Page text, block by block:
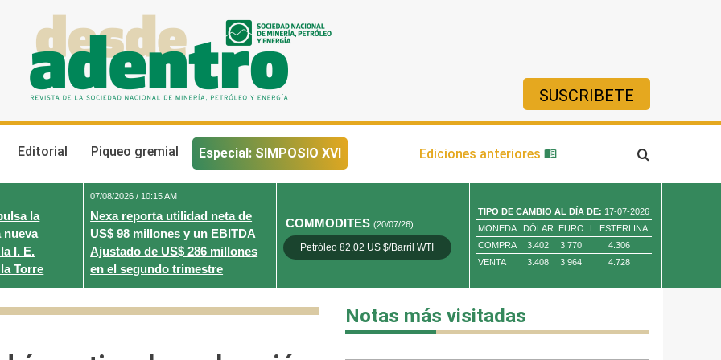
SUSCRIBETE
Editorial Piqueo gremial Especial: SIMPOSIO XVI Ediciones anteriores
la
nueva
I. E.
Torre
07/08/2026 / 10:15 AM
Nexa reporta utilidad neta de
US$ 98 millones y un EBITDA
Ajustado de US$ 286 millones
en el segundo trimestre
COMMODITES(20/07/26)
Petróleo 82.02 US $/Barril WTI Oro 4,010.80 US $/ Oz. Tr.
TIPO DE CAMBIO AL DÍA DE: 17-07-2026
MONEDA
DÓLAR EURO
L. ESTERLINA
COMPRA
3.402 3.770
4.306
VENTA
3.408 3.964 4.728
Notas más visitadas